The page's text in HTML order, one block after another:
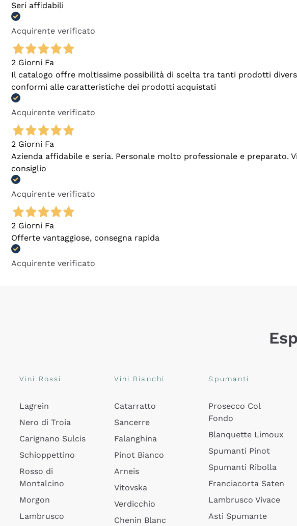
Seri affidabili
Acquirente verificato
2 Giorni Fa
Il catalogo offre moltissime possibilità di scelta tra tanti prodotti
conformi alle caratteristiche dei prodotti acquistati
Acquirente verificato
2 Giorni Fa
Azienda affidabile e seria. Personale molto professionale e
consiglio
Acquirente verificato
2 Giorni Fa
Offerte vantaggiose, consegna rapida
Acquirente verificato
Vini Rossi
Lagrein
Nero di Troia
Carignano Sulcis
Schioppettino
Rosso di
Montalcino
Morgon
Lambrusco
Vini Bianchi
Catarratto
Sancerre
Falanghina
Pinot Bianco
Arneis
Vitovska
Verdicchio
Chenin Blanc
Spumanti
Prosecco Col
Fondo
Blanquette Limoux
Spumanti Pinot
Spumanti Ribolla
Franciacorta Saten
Lambrusco Vivace
Asti Spumante